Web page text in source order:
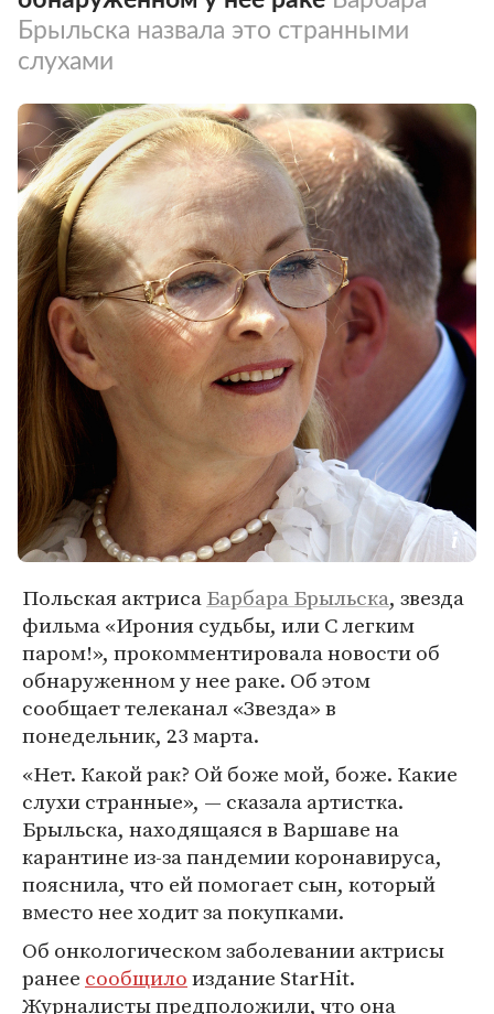
Брыльска назвала это странными
слухами
Польская актрисаБарбара Брыльска, звезда
фильма «Ирония судьбы, или С легким
паром!», прокомментировала новости об
обнаруженном у нее раке. Об этом
сообщает телеканал «Звезда» в
понедельник, 23 марта.
«Нет. Какой рак? Ой боже мой, боже. Какие
слухи странные», — сказала артистка.
Брыльска, находящаяся в Варшаве на
карантине из-за пандемии коронавируса,
пояснила, что ей помогает сын, который
вместо нее ходит за покупками.
Об онкологическом заболевании актрисы
ранее сообщилоиздание StarHit.
Журналисты предположили, что она